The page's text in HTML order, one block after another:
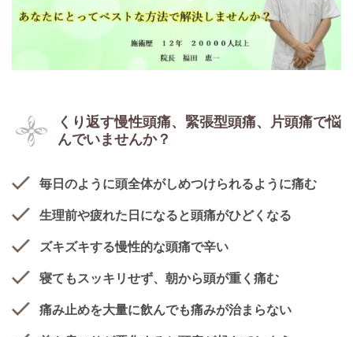
くり返す慢性頭痛、緊張型頭痛、片頭痛で悩
んでいませんか？
毎日のように頭全体がしめつけられるように痛む
生理前や疲れた日になると頭痛がひどくなる
ズキズキする慢性的な頭痛で辛い
寝てもスッキリせず、朝から頭が重く痛む
痛み止めを大量に飲んでも痛みが治まらない